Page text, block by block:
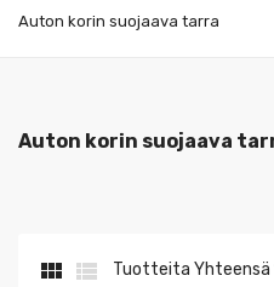
Auton korin suojaava tarra
Auton korin suojaava
 
Tuotteita Yhteensä